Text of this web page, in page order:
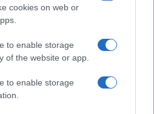
cookies on web or
to enable storage
of the website or app.
to enable storage